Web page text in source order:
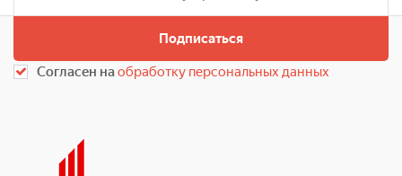
Подписаться
Согласен наобработку персональных данных